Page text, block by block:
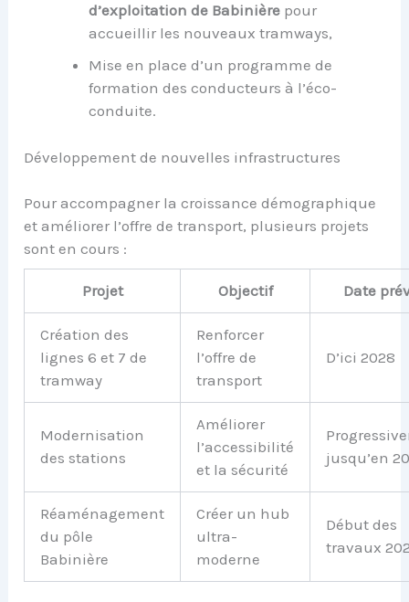
d’exploitation de Babinière pour
accueillir les nouveaux tramways,
Mise en place d’un programme de
formation des conducteurs à l’éco-
conduite.
Développement de nouvelles infrastructures
Pour accompagner la croissance démographique
et améliorer l’offre de transport, plusieurs projets
sont en cours :
Projet Objectif Date
Création des
lignes 6 et 7 de
tramway
Renforcer
l’offre de
transport
D’ici 2028
Modernisation
des stations
Améliorer
l’accessibilité
et la sécurité
jusqu’en
Réaménagement
du pôle
Babinière
Créer un hub
ultra-
moderne
Début des
travaux